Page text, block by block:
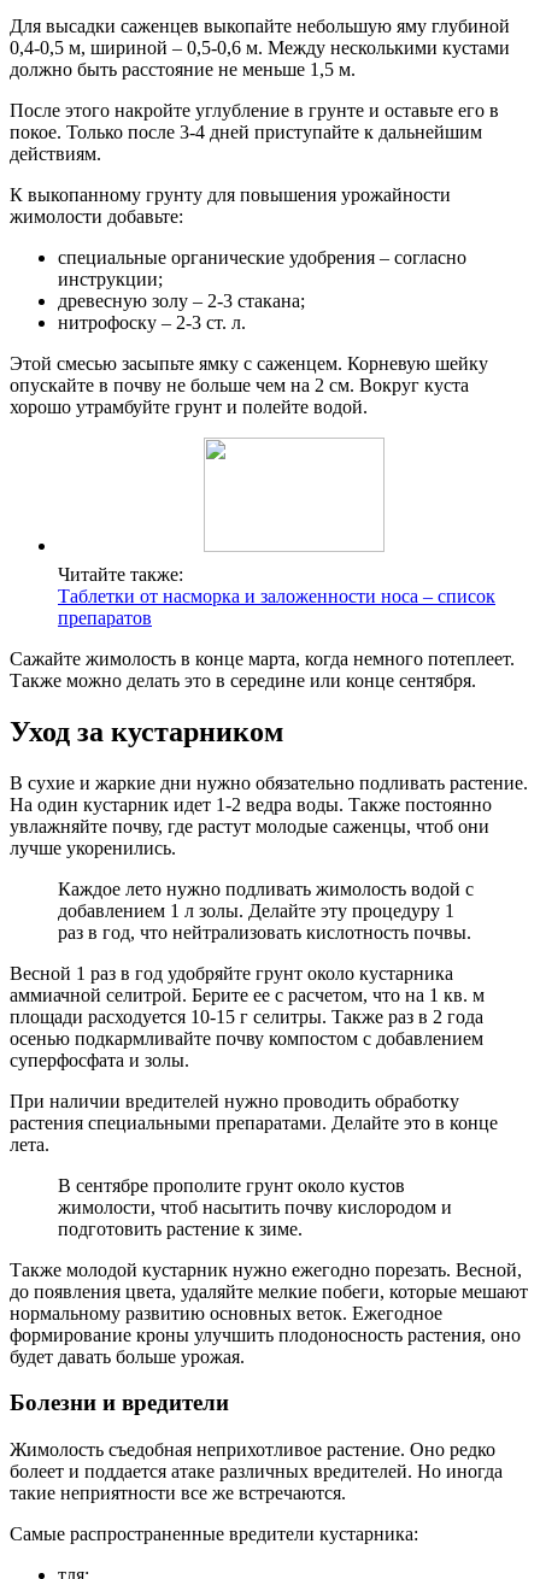
Для высадки саженцев выкопайте небольшую яму глубиной
0,4-0,5 м, шириной – 0,5-0,6 м. Между несколькими кустами
должно быть расстояние не меньше 1,5 м.
После этого накройте углубление в грунте и оставьте его в
покое. Только после 3-4 дней приступайте к дальнейшим
действиям.
К выкопанному грунту для повышения урожайности
жимолости добавьте:
специальные органические удобрения – согласно
инструкции;
древесную золу – 2-3 стакана;
нитрофоску – 2-3 ст. л.
Этой смесью засыпьте ямку с саженцем. Корневую шейку
опускайте в почву не больше чем на 2 см. Вокруг куста
хорошо утрамбуйте грунт и полейте водой.
Читайте также:
Таблетки от насморка и заложенности носа – список
препаратов
Сажайте жимолость в конце марта, когда немного потеплеет.
Также можно делать это в середине или конце сентября.
Уход за кустарником
В сухие и жаркие дни нужно обязательно подливать растение.
На один кустарник идет 1-2 ведра воды. Также постоянно
увлажняйте почву, где растут молодые саженцы, чтоб они
лучше укоренились.
Каждое лето нужно подливать жимолость водой с
добавлением 1 л золы. Делайте эту процедуру 1
раз в год, что нейтрализовать кислотность почвы.
Весной 1 раз в год удобряйте грунт около кустарника
аммиачной селитрой. Берите ее с расчетом, что на 1 кв. м
площади расходуется 10-15 г селитры. Также раз в 2 года
осенью подкармливайте почву компостом с добавлением
суперфосфата и золы.
При наличии вредителей нужно проводить обработку
растения специальными препаратами. Делайте это в конце
лета.
В сентябре прополите грунт около кустов
жимолости, чтоб насытить почву кислородом и
подготовить растение к зиме.
Также молодой кустарник нужно ежегодно порезать. Весной,
до появления цвета, удаляйте мелкие побеги, которые мешают
нормальному развитию основных веток. Ежегодное
формирование кроны улучшить плодоносность растения, оно
будет давать больше урожая.
Болезни и вредители
Жимолость съедобная неприхотливое растение. Оно редко
болеет и поддается атаке различных вредителей. Но иногда
такие неприятности все же встречаются.
Самые распространенные вредители кустарника:
тля;